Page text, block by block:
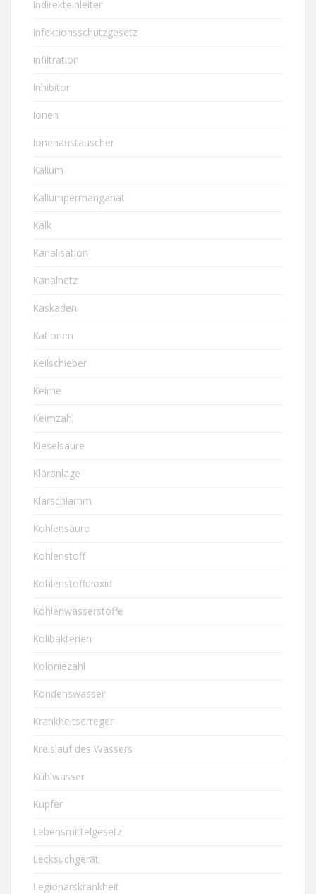
Indirekteinleiter
Infektionsschutzgesetz
Infiltration
Inhibitor
Ionen
Ionenaustauscher
Kalium
Kaliumpermanganat
Kalk
Kanalisation
Kanalnetz
Kaskaden
Kationen
Keilschieber
Keime
Keimzahl
Kieselsäure
Kläranlage
Klärschlamm
Kohlensäure
Kohlenstoff
Kohlenstoffdioxid
Kohlenwasserstoffe
Kolibakterien
Koloniezahl
Kondenswasser
Krankheitserreger
Kreislauf des Wassers
Kühlwasser
Kupfer
Lebensmittelgesetz
Lecksuchgerät
Legionärskrankheit